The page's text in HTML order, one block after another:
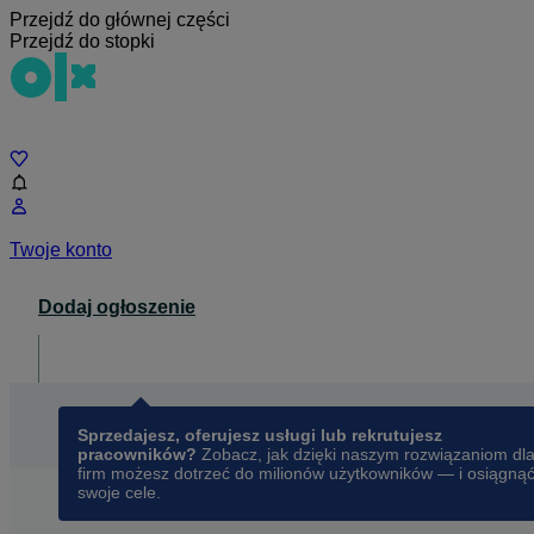
Przejdź do głównej części
Przejdź do stopki
Twoje konto
Dodaj ogłoszenie
Sprzedajesz, oferujesz usługi lub rekrutujesz
pracowników? Zobacz, jak dzięki naszym rozwiązaniom dla
firm możesz dotrzeć do milionów użytkowników — i osiągnąć
swoje cele.